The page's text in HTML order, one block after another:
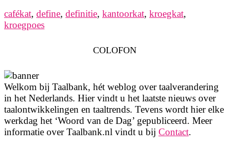
cafékat, define, definitie, kantoorkat, kroegkat,
kroegpoes
COLOFON
Welkom bij Taalbank, hét weblog over taalverandering
in het Nederlands. Hier vindt u het laatste nieuws over
taalontwikkelingen en taaltrends. Tevens wordt hier elke
werkdag het ‘Woord van de Dag’ gepubliceerd. Meer
informatie over Taalbank.nl vindt u bij Contact.